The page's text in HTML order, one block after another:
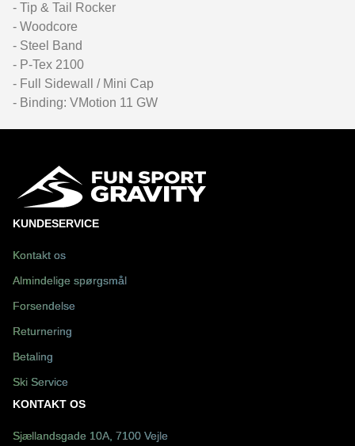
- Tip & Tail Rocker
- Woodcore
- Steel Band
- P-Tex 2100
- Full Sidewall / Mini Cap
- Binding: VMotion 11 GW
KUNDESERVICE
Kontakt os
Almindelige spørgsmål
Forsendelse
Returnering
Betaling
Ski Service
KONTAKT OS
Sjællandsgade 10A, 7100 Vejle